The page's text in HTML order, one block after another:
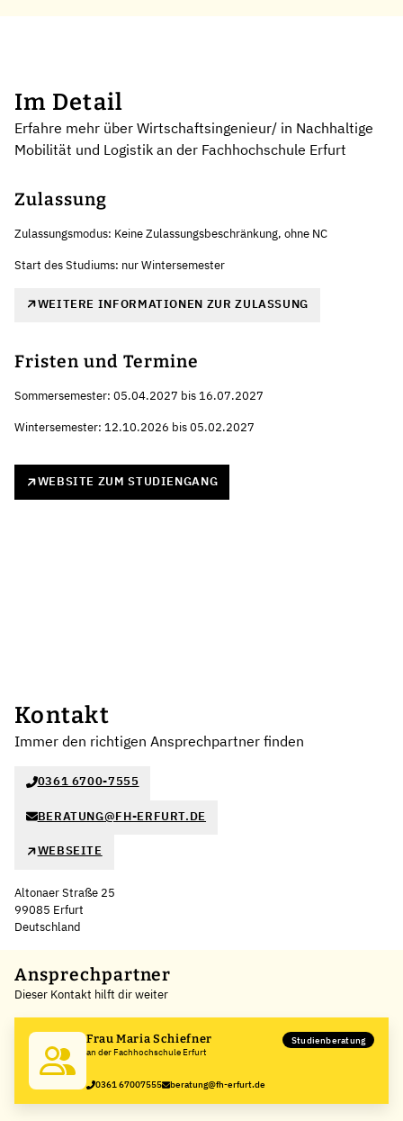
Im Detail
Erfahre mehr über Wirtschaftsingenieur/ in Nachhaltige
Mobilität und Logistik an der Fachhochschule Erfurt
Zulassung
Zulassungsmodus: Keine Zulassungsbeschränkung, ohne NC
Start des Studiums: nur Wintersemester
WEITERE INFORMATIONEN ZUR ZULASSUNG
Fristen und Termine
Sommersemester: 05.04.2027 bis 16.07.2027
Wintersemester: 12.10.2026 bis 05.02.2027
WEBSITE ZUM STUDIENGANG
Kontakt
Immer den richtigen Ansprechpartner finden
0361 6700-7555
BERATUNG@FH-ERFURT.DE
WEBSEITE
Altonaer Straße 25
99085 Erfurt
Deutschland
+
−
Ansprechpartner
Dieser Kontakt hilft dir weiter
Frau Maria Schiefner
an der Fachhochschule Erfurt
Studienberatung
0361 67007555 beratung@fh-erfurt.de